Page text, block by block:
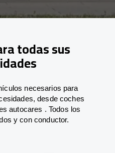
todas sus
necesarios para
desde coches
autocares . Todos los
y con conductor.